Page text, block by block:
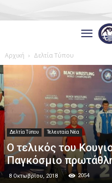
Αρχική Δελτία Τύπου
Δελτία Τύπου Τελευταία Νέα
Ο τελικός του
Παγκόσμιο
8 Οκτωβρίου, 2018 2054